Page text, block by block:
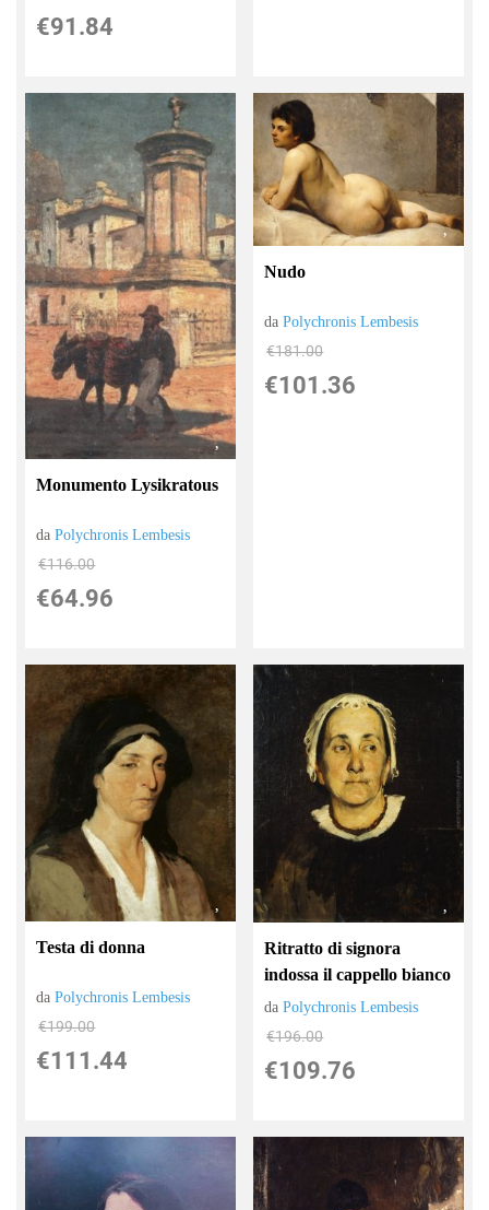
€91.84
Monumento Lysikratous
daPolychronis Lembesis
€116.00
€64.96
Nudo
daPolychronis Lembesis
€181.00
€101.36
Testa di donna
daPolychronis Lembesis
€199.00
€111.44
Ritratto di signora
indossa il cappello bianco
daPolychronis Lembesis
€196.00
€109.76